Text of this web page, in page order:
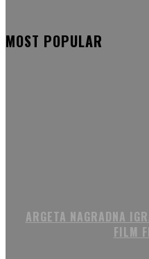
MOST POPULAR
ARGETA NAGRADNA
FILM